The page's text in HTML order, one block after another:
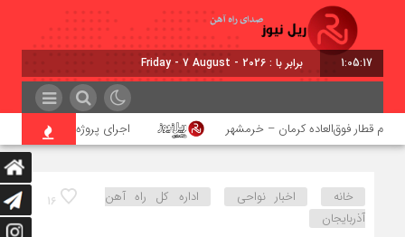
1:05:18 برابر با : Friday - 7 August - 2026
قطار فوق‌العاده کرمان – خرمشهر اجرای پروژه احداث زیرگذر
16 خانه اخبار نواحی
اداره كل راه آهن
آذربايجان